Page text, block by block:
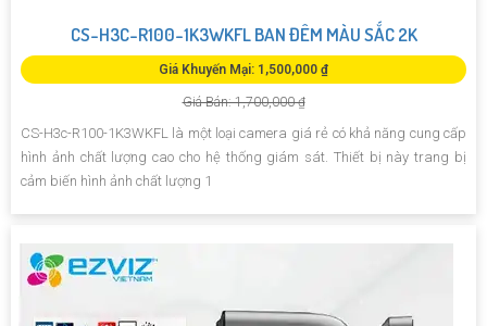
CS-H3C-R100-1K3WKFL BAN ĐÊM MÀU SẮC 2K
Giá Khuyến Mại: 1,500,000 ₫
Giá Bán: 1,700,000 ₫
CS-H3c-R100-1K3WKFL là một loại camera giá rẻ có khả năng cung cấp
hình ảnh chất lượng cao cho hệ thống giám sát. Thiết bị này trang bị
cảm biến hình ảnh chất lượng 1